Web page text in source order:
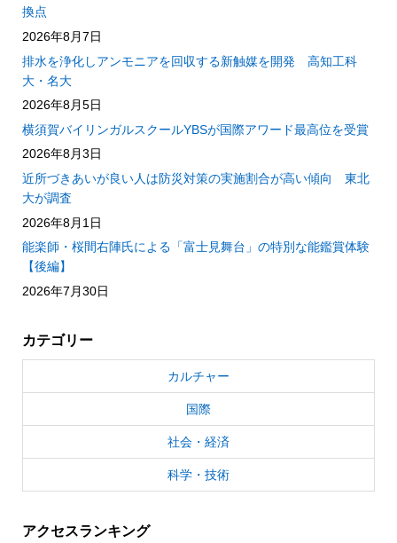
換点
2026年8月7日
排水を浄化しアンモニアを回収する新触媒を開発 高知工科
大・名大
2026年8月5日
横須賀バイリンガルスクールYBSが国際アワード最高位を受賞
2026年8月3日
近所づきあいが良い人は防災対策の実施割合が高い傾向 東北
大が調査
2026年8月1日
能楽師・桜間右陣氏による「富士見舞台」の特別な能鑑賞体験
【後編】
2026年7月30日
カテゴリー
カルチャー
国際
社会・経済
科学・技術
アクセスランキング